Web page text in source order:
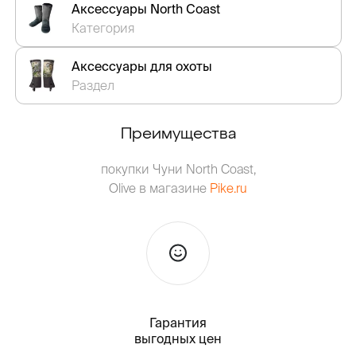
Аксессуары North Coast
Категория
Аксессуары для охоты
Раздел
Преимущества
покупки Чуни North Coast,
Olive в магазине Pike.ru
Гарантия
выгодных цен